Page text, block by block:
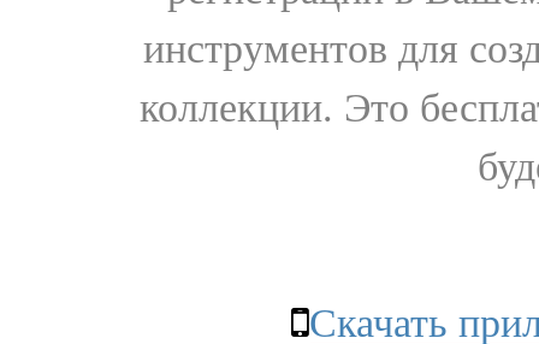
инструментов для
коллекции. Это
Скачать